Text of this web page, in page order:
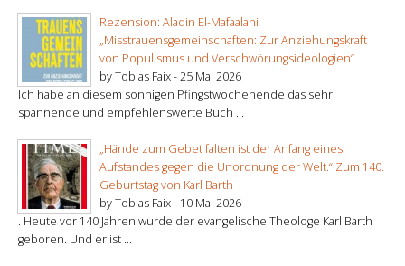
Rezension: Aladin El-Mafaalani
„Misstrauensgemeinschaften: Zur Anziehungskraft
von Populismus und Verschwörungsideologien“
by Tobias Faix -25 Mai 2026
Ich habe an diesem sonnigen Pfingstwochenende das sehr
spannende und empfehlenswerte Buch ...
„Hände zum Gebet falten ist der Anfang eines
Aufstandes gegen die Unordnung der Welt.“ Zum 140.
Geburtstag von Karl Barth
by Tobias Faix - 10 Mai 2026
. Heute vor 140 Jahren wurde der evangelische Theologe Karl Barth
geboren. Und er ist ...